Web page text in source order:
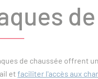
de chaussée offrent
et faciliter l'accès aux